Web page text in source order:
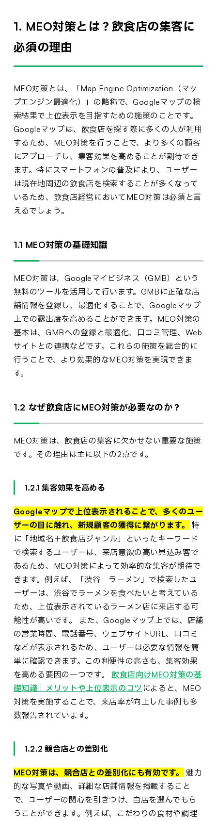
1. MEO対策とは？飲食店の集客に
必須の理由
MEO対策とは、「Map Engine Optimization（マッ
プエンジン最適化）」の略称で、Googleマップの検
索結果で上位表示を目指すための施策のことです。
Googleマップは、飲食店を探す際に多くの人が利用
するため、MEO対策を行うことで、より多くの顧客
にアプローチし、集客効果を高めることが期待でき
ます。特にスマートフォンの普及により、ユーザー
は現在地周辺の飲食店を検索することが多くなって
いるため、飲食店経営においてMEO対策は必須と言
えるでしょう。
1.1 MEO対策の基礎知識
MEO対策は、Googleマイビジネス（GMB）という
無料のツールを活用して行います。GMBに正確な店
舗情報を登録し、最適化することで、Googleマップ
上での露出度を高めることができます。MEO対策の
基本は、GMBへの登録と最適化、口コミ管理、Web
サイトとの連携などです。これらの施策を総合的に
行うことで、より効果的なMEO対策を実現できま
す。
1.2 なぜ飲食店にMEO対策が必要なのか？
MEO対策は、飲食店の集客に欠かせない重要な施策
です。その理由は主に以下の2点です。
1.2.1 集客効果を高める
Googleマップで上位表示されることで、多くのユー
ザーの目に触れ、新規顧客の獲得に繋がります。
特
に「地域名＋飲食店ジャンル」といったキーワード
で検索するユーザーは、来店意欲の高い見込み客で
あるため、MEO対策によって効率的な集客が期待で
きます。例えば、「渋谷 ラーメン」で検索したユ
ーザーは、渋谷でラーメンを食べたいと考えている
ため、上位表示されているラーメン店に来店する可
能性が高いです。 また、Googleマップ上では、店舗
の営業時間、電話番号、ウェブサイトURL、口コミ
などが表示されるため、ユーザーは必要な情報を簡
単に確認できます。この利便性の高さも、集客効果
を高める要因の一つです。 飲食店向けMEO対策の基
礎知識｜メリットや上位表示のコツ によると、MEO
対策を実施することで、来店率が向上した事例も多
数報告されています。
1.2.2 競合店との差別化
MEO対策は、競合店との差別化にも有効です。
魅力
的な写真や動画、詳細な店舗情報を掲載すること
で、ユーザーの関心を引きつけ、自店を選んでもら
うことができます。例えば、こだわりの食材や調理